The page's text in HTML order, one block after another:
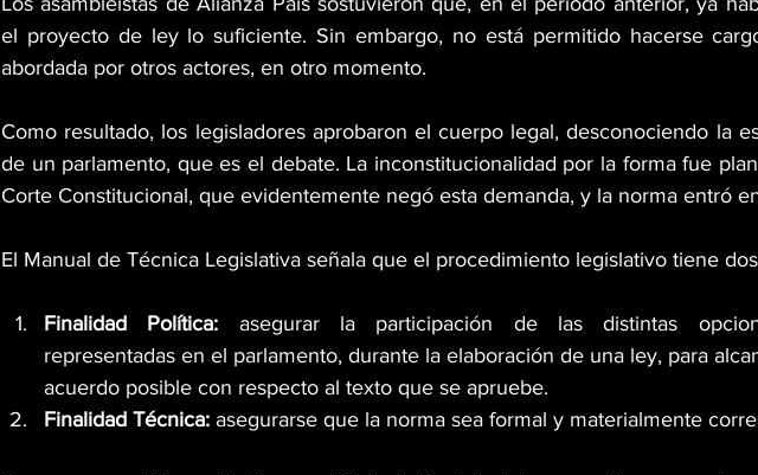
el proyecto de ley lo suficiente. Sin embargo, no está permitido hacerse
abordada por otros actores, en otro momento.
Como resultado, los legisladores aprobaron el cuerpo legal, desconociendo la
de un parlamento, que es el debate. La inconstitucionalidad por la forma fue
Corte Constitucional, que evidentemente negó esta demanda, y la norma entró
El Manual de Técnica Legislativa señala que el procedimiento legislativo tiene
Finalidad Política: asegurar la participación de las distintas
representadas en el parlamento, durante la elaboración de una ley, para
acuerdo posible con respecto al texto que se apruebe.
Finalidad Técnica: asegurarse que la norma sea formal y materialmente